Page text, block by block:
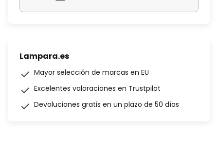
Lampara.es
Mayor selección de marcas en EU
Excelentes valoraciones en Trustpilot
Devoluciones gratis en un plazo de 50 días